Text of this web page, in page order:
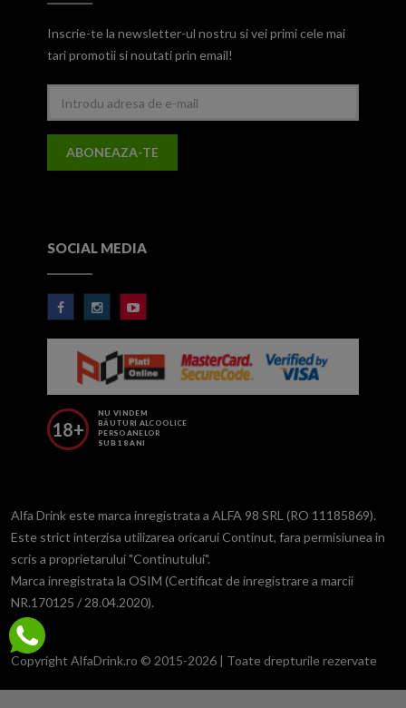
Inscrie-te la newsletter-ul nostru si vei primi cele mai
tari promotii si noutati prin email!
ABONEAZA-TE
SOCIAL MEDIA
18+
NU VINDEM
BĂUTURI ALCOOLICE
PERSOANELOR
SUB 18 ANI
Alfa Drink este marca inregistrata a ALFA 98 SRL (RO 11185869).
Este strict interzisa utilizarea oricarui Continut, fara permisiunea in
scris a proprietarului "Continutului".
Marca inregistrata la OSIM (Certificat de inregistrare a marcii
NR.170125 / 28.04.2020).
Copyright AlfaDrink.ro © 2015-2026 | Toate drepturile rezervate